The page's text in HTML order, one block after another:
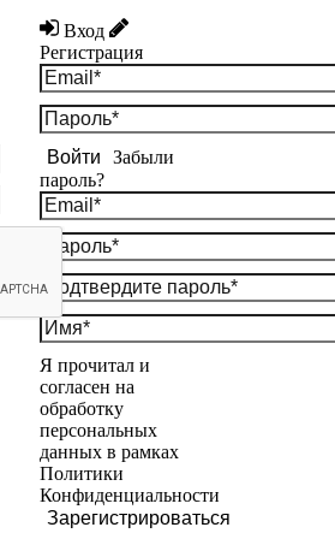
Вход
Регистрация
Войти
Забыли
пароль?
Я прочитал и
согласен на
обработку
персональных
данных в рамках
Политики
Конфиденциальности
Зарегистрироваться